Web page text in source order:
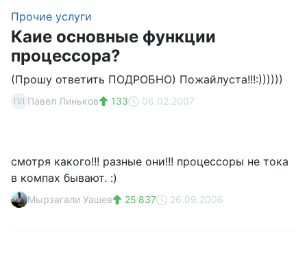
Прочие услуги
Каие основные функции
процессора?
(Прошу ответить ПОДРОБНО) Пожайлуста!!!:))))))
ПЛ Павел Линьков 133 06.02.2007
смотря какого!!! разные они!!! процессоры не тока
в компах бывают. :)
Мырзагали Уашев 25 837 26.09.2006